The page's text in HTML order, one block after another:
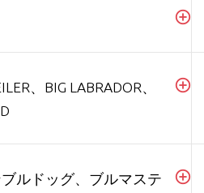
、BIG LABRADOR、
ルドッグ、ブルマステ